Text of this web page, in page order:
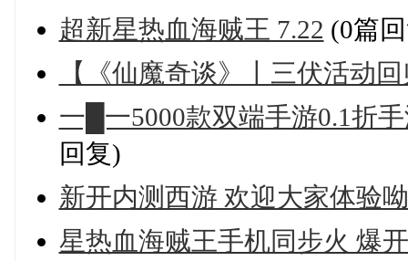
超新星热血海贼王 7.22 (0篇
【《仙魔奇谈》丨三伏活动
一█一5000款双端手游0.1折
回复)
新开内测西游 欢迎大家体验
星热血海贼王手机同步火 爆